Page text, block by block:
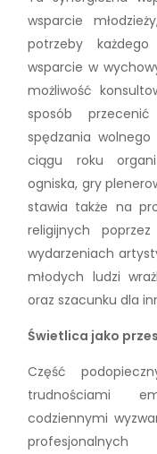
wsparcie
potrzeby
wsparcie w
możliwość
sposób
spędzania
ciągu roku
ogniska, gry
stawia także na
religijnych
wydarzeniach
młodych ludzi
oraz szacunku dla
Świetlica jako
Część
trudnościami
codziennymi
profesjonalnych